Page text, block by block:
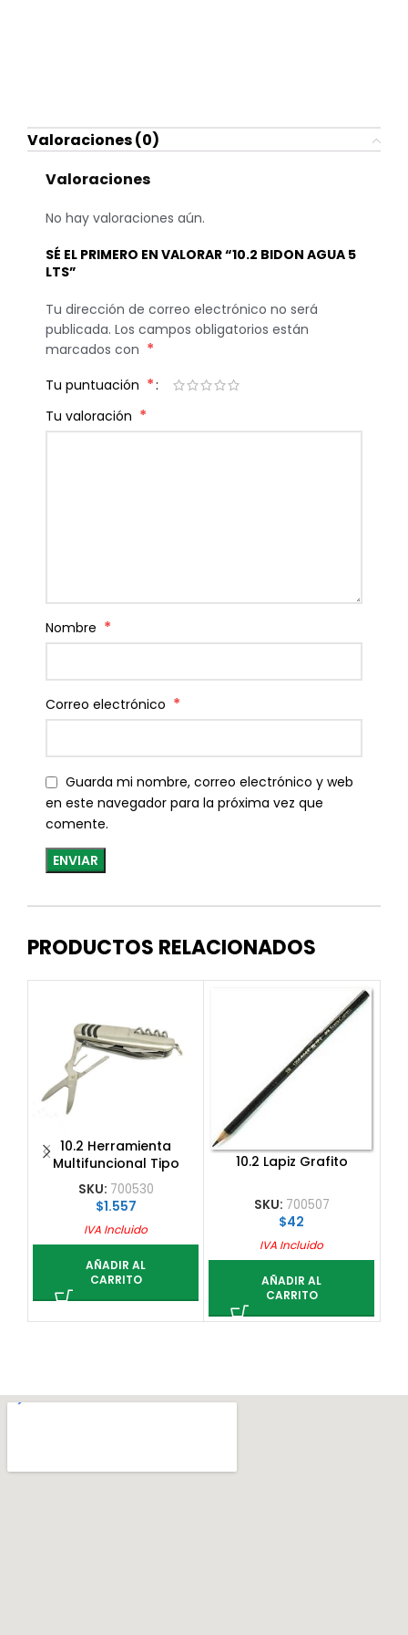
Valoraciones (0)
Valoraciones
No hay valoraciones aún.
SÉ EL PRIMERO EN VALORAR “10.2 BIDON AGUA 5
LTS”
Tu dirección de correo electrónico no será
publicada. Los campos obligatorios están
marcados con *
Tu puntuación *
Tu valoración *
Nombre *
Correo electrónico *
Guarda mi nombre, correo electrónico y web
en este navegador para la próxima vez que
comente.
PRODUCTOS RELACIONADOS
10.2 Herramienta
Multifuncional Tipo
Cortapluma
SKU: 700530
$1.557
IVA Incluido
AÑADIR AL
CARRITO
10.2 Lapiz Grafito
SKU: 700507
$42
IVA Incluido
AÑADIR AL
CARRITO